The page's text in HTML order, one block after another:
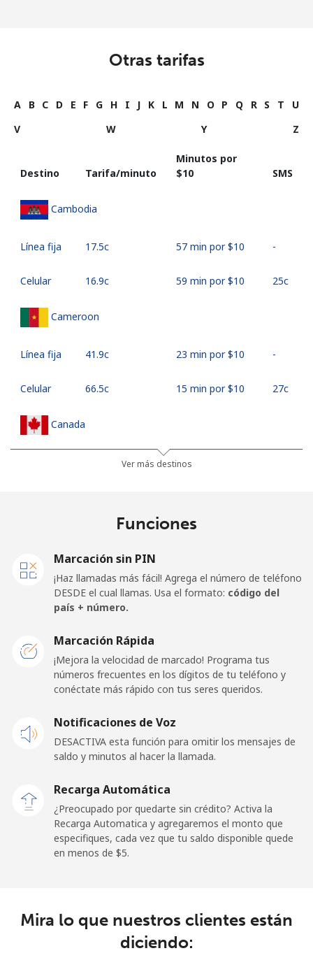
Otras tarifas
A B C D E F G H I J K L M N O P Q R S T
U
V
W Y Z
Destino Tarifa/minuto
Minutos por
⁦$10⁩
SMS
Cambodia
Línea fija ⁦17.5c⁩ 57 min por ⁦$10⁩ -
Celular ⁦16.9c⁩ 59 min por ⁦$10⁩ ⁦25c⁩
Cameroon
Línea fija ⁦41.9c⁩ 23 min por ⁦$10⁩ -
Celular ⁦66.5c⁩ 15 min por ⁦$10⁩ ⁦27c⁩
Canada
665 min por ⁦$10⁩
⁦47.9c⁩ 20 min por ⁦$10⁩ ⁦25c⁩
Línea fija ⁦25.5c⁩ 39 min por ⁦$10⁩
⁦27.9c⁩ 35 min por ⁦$10⁩
Cayman Islands
Celular ⁦31.9c⁩
Central African Republic
Ver más destinos
Funciones
Marcación sin PIN
¡Haz llamadas más fácil! Agrega el número de teléfono
DESDE el cual llamas. Usa el formato: código del
país + número.
Marcación Rápida
¡Mejora la velocidad de marcado! Programa tus
números frecuentes en los dígitos de tu teléfono y
conéctate más rápido con tus seres queridos.
Notificaciones de Voz
DESACTIVA esta función para omitir los mensajes de
saldo y minutos al hacer la llamada.
Recarga Automática
¿Preocupado por quedarte sin crédito? Activa la
Recarga Automatica y agregaremos el monto que
especifiques, cada vez que tu saldo disponible quede
en menos de ⁦$5⁩.
Mira lo que nuestros clientes están
diciendo: